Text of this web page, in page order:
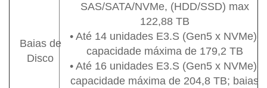
Baias de
Disco
SAS/SATA/NVMe, (HDD/SSD) max
122,88 TB
• Até 14 unidades E3.S (Gen5 x NVMe),
capacidade máxima de 179,2 TB
• Até 16 unidades E3.S (Gen5 x NVMe),
capacidade máxima de 204,8 TB; baias